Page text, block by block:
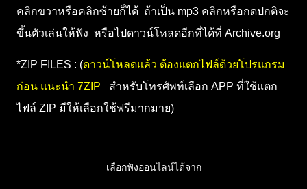
คลิกขวาหรือคลิกซ้ายก็ได้ ถ้าเป็น mp3 คลิกหรือกดปกติจะ
ขึ้นตัวเล่นให้ฟัง หรือไปดาวน์โหลดอีกที่ได้ที่ Archive.org
*ZIP FILES : (ดาวน์โหลดแล้ว ต้องแตกไฟล์ด้วยโปรแกรม
ก่อน แนะนำ 7ZIP สำหรับโทรศัพท์เลือก APP ที่ใช้แตก
ไฟล์ ZIP มีให้เลือกใช้ฟรีมากมาย)
เลือกฟังออนไลน์ได้จาก